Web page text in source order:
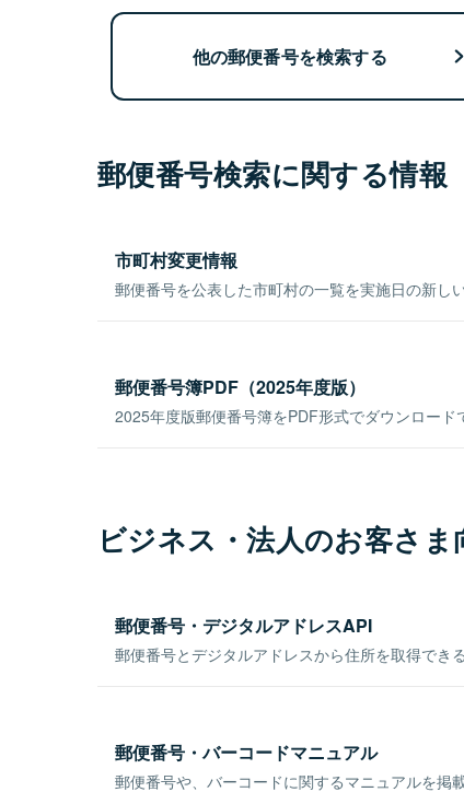
他の郵便番号を検索する
郵便番号検索に関する情報
市町村変更情報
郵便番号を公表した市町村の一覧を実施日の新し
郵便番号簿PDF（2025年度版）
2025年度版郵便番号簿をPDF形式でダウンロード
ビジネス・法人のお客さま
郵便番号・デジタルアドレスAPI
郵便番号とデジタルアドレスから住所を取得でき
郵便番号・バーコードマニュアル
郵便番号や、バーコードに関するマニュアルを掲